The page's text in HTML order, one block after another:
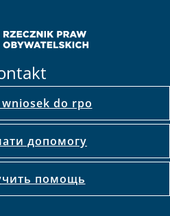
wniosek do rpo
допомогу
помощь